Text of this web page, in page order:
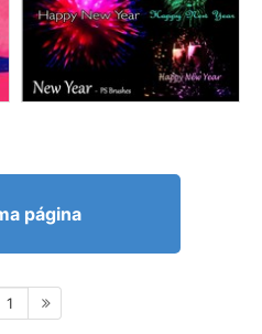
página
1